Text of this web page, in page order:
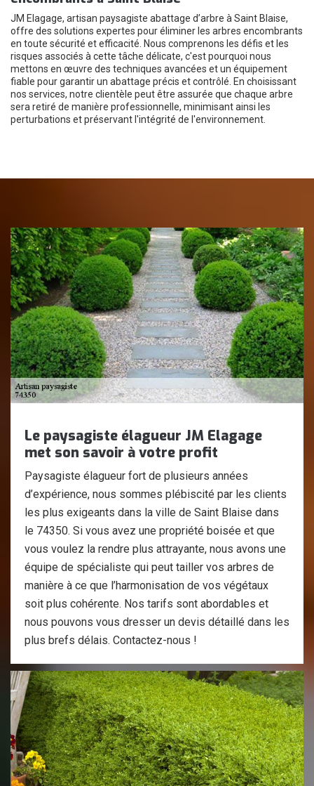
JM Elagage, artisan paysagiste abattage d’arbre à Saint Blaise,
offre des solutions expertes pour éliminer les arbres encombrants
en toute sécurité et efficacité. Nous comprenons les défis et les
risques associés à cette tâche délicate, c'est pourquoi nous
mettons en œuvre des techniques avancées et un équipement
fiable pour garantir un abattage précis et contrôlé. En choisissant
nos services, notre clientèle peut être assurée que chaque arbre
sera retiré de manière professionnelle, minimisant ainsi les
perturbations et préservant l'intégrité de l'environnement.
Le paysagiste élagueur JM Elagage
met son savoir à votre profit
Paysagiste élagueur fort de plusieurs années
d’expérience, nous sommes plébiscité par les clients
les plus exigeants dans la ville de Saint Blaise dans
le 74350. Si vous avez une propriété boisée et que
vous voulez la rendre plus attrayante, nous avons une
équipe de spécialiste qui peut tailler vos arbres de
manière à ce que l’harmonisation de vos végétaux
soit plus cohérente. Nos tarifs sont abordables et
nous pouvons vous dresser un devis détaillé dans les
plus brefs délais. Contactez-nous !